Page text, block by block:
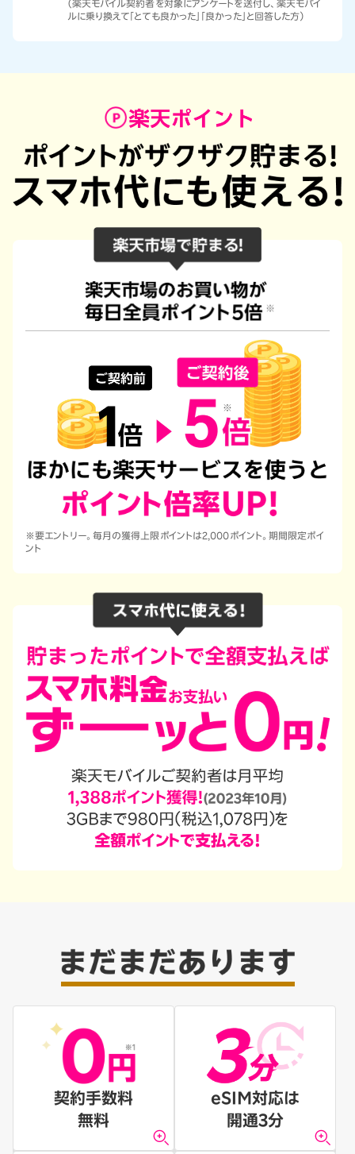
（楽天モバイル契約者を対象にアンケートを送付し、楽天モバイ
ルに乗り換えて「とても良かった」「良かった」と回答した方）
※要エントリー。毎月の獲得上限ポイントは2,000ポイント。期間限定ポイ
ント
契約手数料
無料
eSIM対応は
開通3分